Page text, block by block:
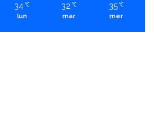
34 ℃
lun
32 ℃
mar
35 ℃
mer